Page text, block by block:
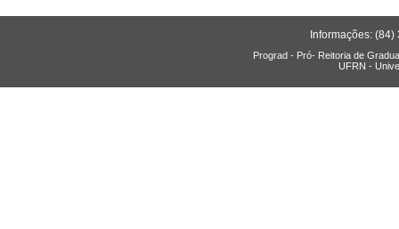
Informações:
Prograd - Pró- Reitoria de
UFRN -